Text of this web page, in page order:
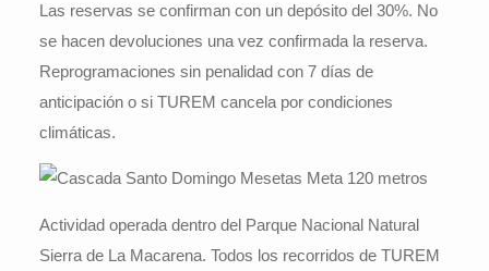
Las reservas se confirman con un depósito del 30%. No
se hacen devoluciones una vez confirmada la reserva.
Reprogramaciones sin penalidad con 7 días de
anticipación o si TUREM cancela por condiciones
climáticas.
Actividad operada dentro del Parque Nacional Natural
Sierra de La Macarena. Todos los recorridos de TUREM